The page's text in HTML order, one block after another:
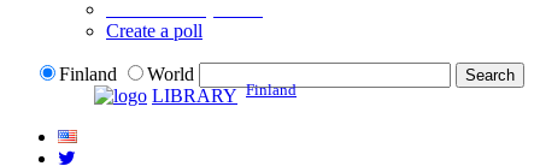
Create a poll
Finland
World
LIBRARY Finland